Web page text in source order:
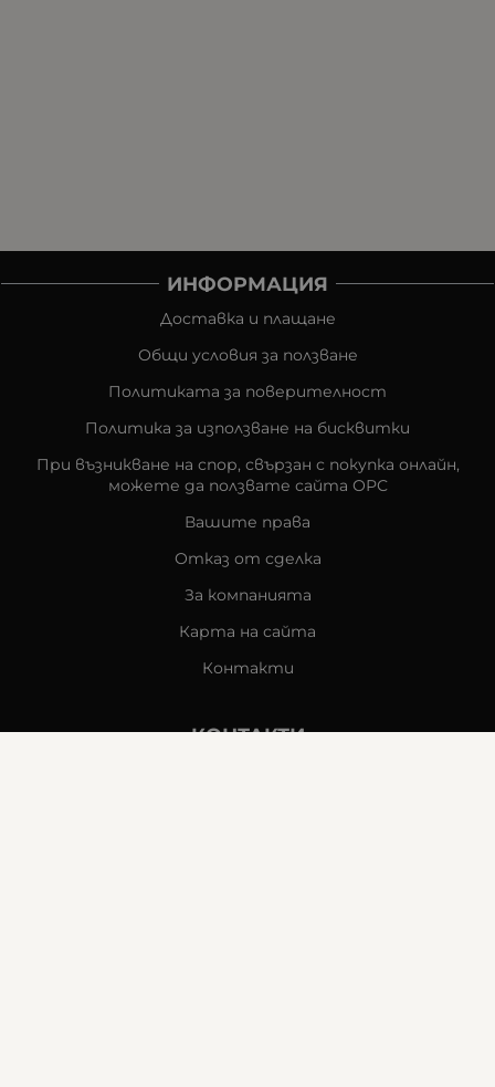
ИНФОРМАЦИЯ
Доставка и плащане
Общи условия за ползване
Политиката за поверителност
Политика за използване на бисквитки
При възникване на спор, свързан с покупка онлайн,
можете да ползвате сайта ОРС
Вашите права
Отказ от сделка
За компанията
Карта на сайта
Контакти
КОНТАКТИ